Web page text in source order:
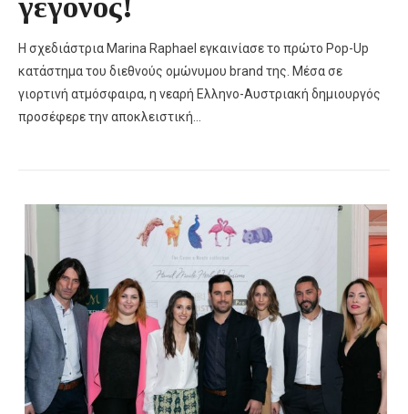
H σχεδιάστρια Marina Raphael εγκαινίασε το πρώτο Pop-Up
κατάστημα του διεθνούς ομώνυμου brand της. Μέσα σε
γιορτινή ατμόσφαιρα, η νεαρή Ελληνο-Αυστριακή δημιουργός
προσέφερε την αποκλειστική…